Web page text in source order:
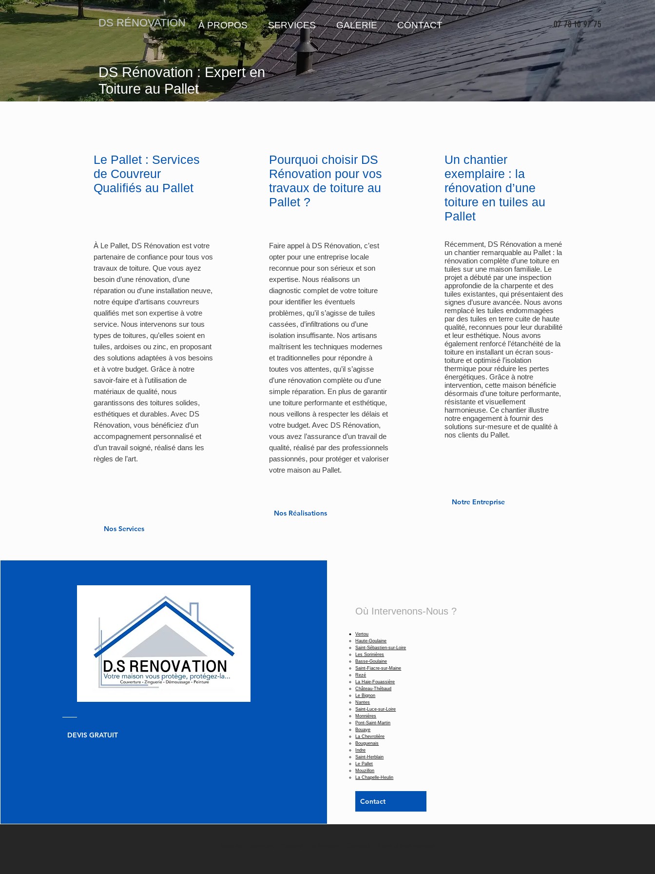
07 78 10 97 75
DS RÉNOVATION À PROPOS SERVICES GALERIE CONTACT
DS Rénovation : Expert en
Toiture au Pallet
Le Pallet : Services
de Couvreur
Qualifiés au Pallet
À Le Pallet, DS Rénovation est votre
partenaire de confiance pour tous vos
travaux de toiture. Que vous ayez
besoin d’une rénovation, d’une
réparation ou d’une installation neuve,
notre équipe d’artisans couvreurs
qualifiés met son expertise à votre
service. Nous intervenons sur tous
types de toitures, qu’elles soient en
tuiles, ardoises ou zinc, en proposant
des solutions adaptées à vos besoins
et à votre budget. Grâce à notre
savoir-faire et à l’utilisation de
matériaux de qualité, nous
garantissons des toitures solides,
esthétiques et durables. Avec DS
Rénovation, vous bénéficiez d’un
accompagnement personnalisé et
d’un travail soigné, réalisé dans les
règles de l’art.
Nos Services
Pourquoi choisir DS
Rénovation pour vos
travaux de toiture au
Pallet ?
Faire appel à DS Rénovation, c’est
opter pour une entreprise locale
reconnue pour son sérieux et son
expertise. Nous réalisons un
diagnostic complet de votre toiture
pour identifier les éventuels
problèmes, qu’il s’agisse de tuiles
cassées, d’infiltrations ou d’une
isolation insuffisante. Nos artisans
maîtrisent les techniques modernes
et traditionnelles pour répondre à
toutes vos attentes, qu’il s’agisse
d’une rénovation complète ou d’une
simple réparation. En plus de garantir
une toiture performante et esthétique,
nous veillons à respecter les délais et
votre budget. Avec DS Rénovation,
vous avez l’assurance d’un travail de
qualité, réalisé par des professionnels
passionnés, pour protéger et valoriser
votre maison au Pallet.
Nos Réalisations
Un chantier
exemplaire : la
rénovation d’une
toiture en tuiles au
Pallet
Récemment, DS Rénovation a mené
un chantier remarquable au Pallet : la
rénovation complète d’une toiture en
tuiles sur une maison familiale. Le
projet a débuté par une inspection
approfondie de la charpente et des
tuiles existantes, qui présentaient des
signes d’usure avancée. Nous avons
remplacé les tuiles endommagées
par des tuiles en terre cuite de haute
qualité, reconnues pour leur durabilité
et leur esthétique. Nous avons
également renforcé l’étanchéité de la
toiture en installant un écran sous-
toiture et optimisé l’isolation
thermique pour réduire les pertes
énergétiques. Grâce à notre
intervention, cette maison bénéficie
désormais d’une toiture performante,
résistante et visuellement
harmonieuse. Ce chantier illustre
notre engagement à fournir des
solutions sur-mesure et de qualité à
nos clients du Pallet.
Notre Entreprise
DEVIS GRATUIT
Où Intervenons-Nous ?
Vertou
Haute-Goulaine
Saint-Sébastien-sur-Loire
Les Sorinières
Basse-Goulaine
Saint-Fiacre-sur-Maine
Rezé
La Haie-Fouassière
Château-Thébaud
Le Bignon
Nantes
Saint-Luce-sur-Loire
Monnières
Pont-Saint-Martin
Bouaye
La Chevrolière
Bouguenais
Indre
Saint-Herblain
Le Pallet
Mouzillon
La Chapelle-Heulin
Contact